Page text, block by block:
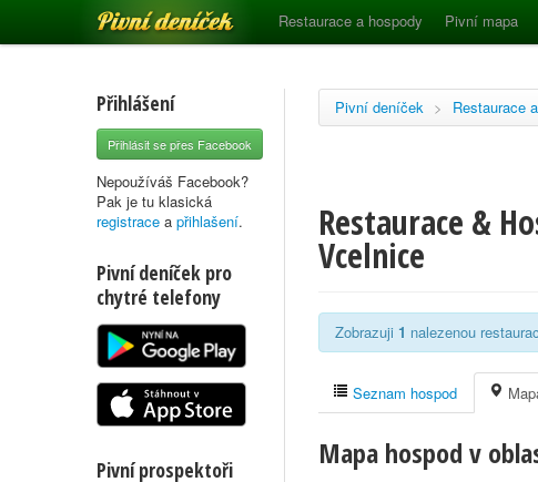
Pivní deníček Restaurace a hospody Pivní mapa
Přihlášení
Přihlásit se přes Facebook
Nepoužíváš Facebook?
Pak je tu klasická
registrace a přihlašení.
Pivní deníček pro
chytré telefony
Pivní prospektoři
Pivní deníček > Restaurace
Restaurace &
Vcelnice
Zobrazuji 1 nalezenou
Seznam hospod
Mapa hospod v